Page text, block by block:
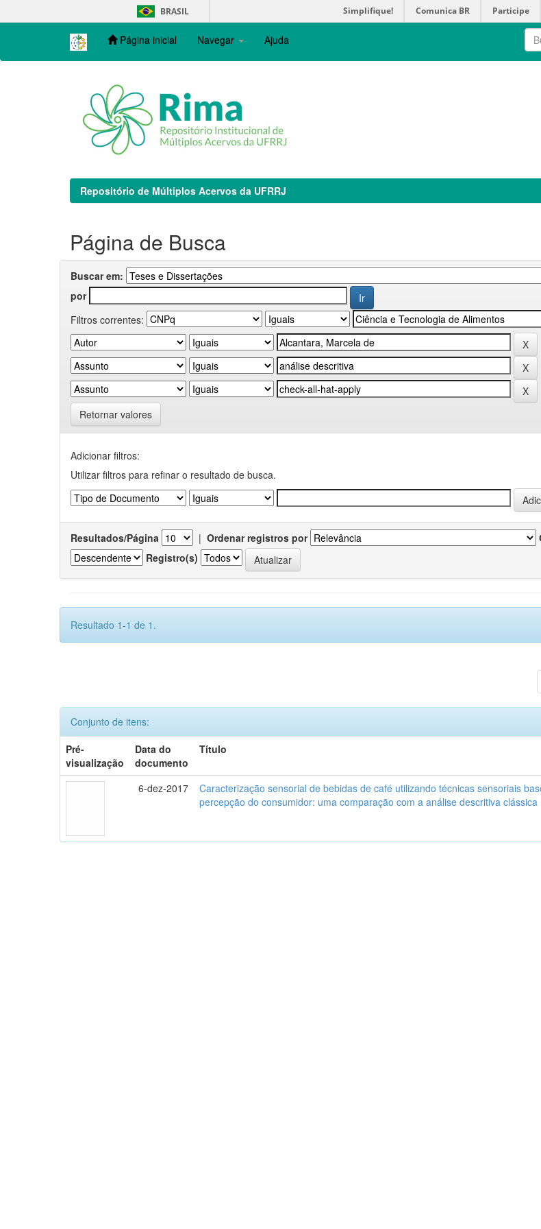
navigation
BRASIL Simplifique! Comunica BR Participe
Página inicial Navegar Ajuda
Repositório de Múltiplos Acervos da UFRRJ
Página de Busca
Buscar em:
por
Filtros correntes:
Retornar valores
Adicionar filtros:
Utilizar filtros para refinar o resultado de busca.
Resultados/Página | Ordenar registros por
Registro(s)
Resultado 1-1 de 1.
Conjunto de itens:
Pré-
visualização
Data do
documento
Título
6-dez-2017
Caracterização sensorial de bebidas de café utilizando técnicas sensoriais
percepção do consumidor: uma comparação com a análise descritiva clássica